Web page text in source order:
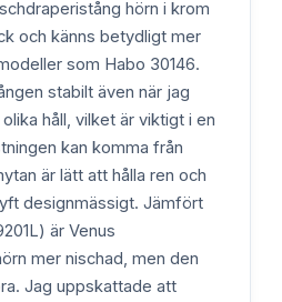
hörn i krom
och känns betydligt mer
som Habo 30146.
stabilt även när jag
håll, vilket är viktigt i en
kan komma från
är lätt att hålla ren och
designmässigt. Jämfört
är Venus
mer nischad, men den
Jag uppskattade att